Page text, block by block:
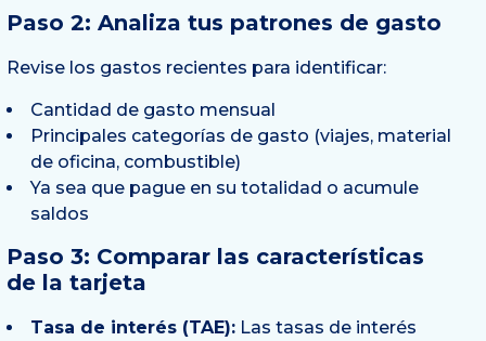
Paso 2: Analiza tus patrones de gasto
Revise los gastos recientes para identificar:
Cantidad de gasto mensual
Principales categorías de gasto (viajes, material
de oficina, combustible)
Ya sea que pague en su totalidad o acumule
saldos
Paso 3: Comparar las características
de la tarjeta
Tasa de interés (TAE): Las tasas de interés